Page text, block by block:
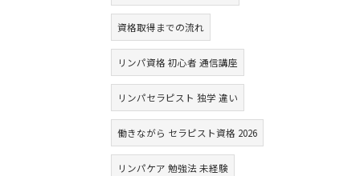
資格取得までの流れ
リンパ資格 初心者 通信講座
リンパセラピスト 独学 違い
働きながら セラピスト資格 2026
リンパケア 勉強法 未経験